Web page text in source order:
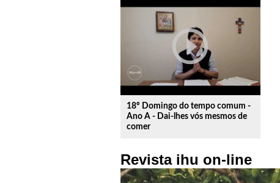
play_circle_outline
18º Domingo do tempo comum -
Ano A - Dai-lhes vós mesmos de
comer
Revista ihu on-line